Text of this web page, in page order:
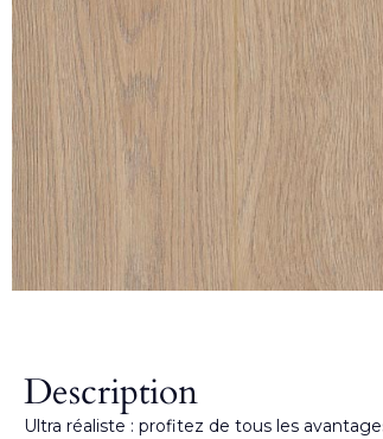
Description
Ultra réaliste : profitez de tous les